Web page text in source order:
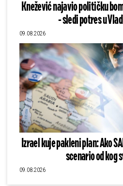
Knežević najavio političku
- sledi potres u
09.08.2026
Izrael kuje pakleni plan: Ako
scenario od kog
09.08.2026